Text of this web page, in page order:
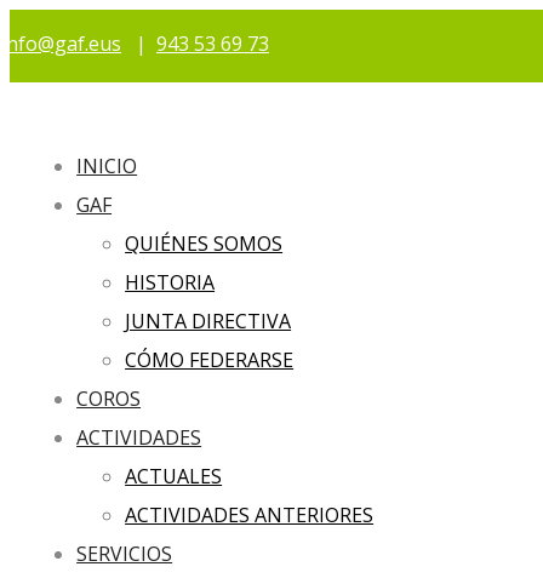
info@gaf.eus | 943 53 69 73
INICIO
GAF
QUIÉNES SOMOS
HISTORIA
JUNTA DIRECTIVA
CÓMO FEDERARSE
COROS
ACTIVIDADES
ACTUALES
ACTIVIDADES ANTERIORES
SERVICIOS